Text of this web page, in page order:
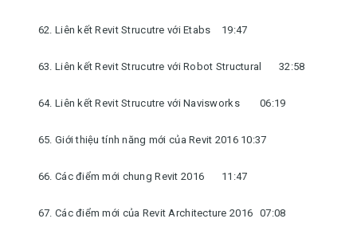
62. Liên kết Revit Strucutre với Etabs 19:47
63. Liên kết Revit Strucutre với Robot Structural 32:58
64. Liên kết Revit Strucutre với Navisworks 06:19
65. Giới thiệu tính năng mới của Revit 2016 10:37
66. Các điểm mới chung Revit 2016 11:47
67. Các điểm mới của Revit Architecture 2016 07:08